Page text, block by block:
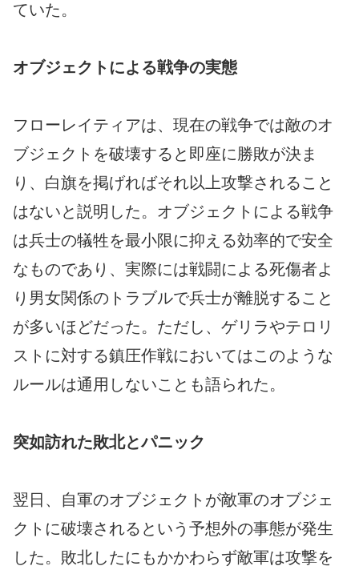
ていた。
オブジェクトによる戦争の実態
フローレイティアは、現在の戦争では敵のオ
ブジェクトを破壊すると即座に勝敗が決ま
り、白旗を掲げればそれ以上攻撃されること
はないと説明した。オブジェクトによる戦争
は兵士の犠牲を最小限に抑える効率的で安全
なものであり、実際には戦闘による死傷者よ
り男女関係のトラブルで兵士が離脱すること
が多いほどだった。ただし、ゲリラやテロリ
ストに対する鎮圧作戦においてはこのような
ルールは通用しないことも語られた。
突如訪れた敗北とパニック
翌日、自軍のオブジェクトが敵軍のオブジェ
クトに破壊されるという予想外の事態が発生
した。敗北したにもかかわらず敵軍は攻撃を